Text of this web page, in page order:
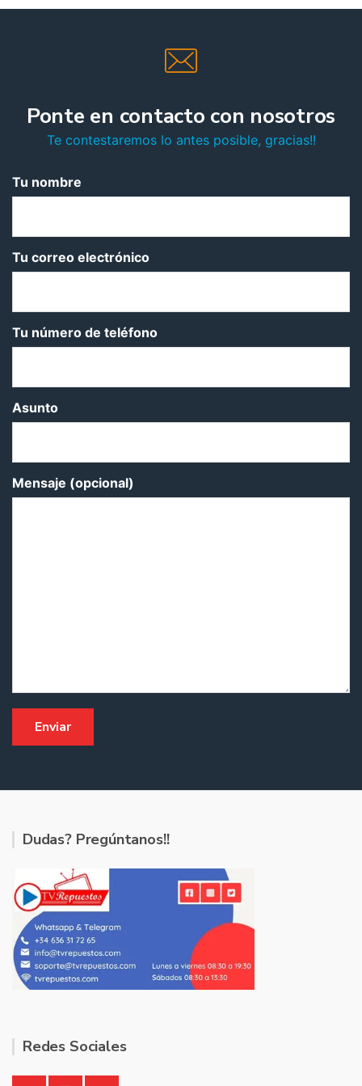
Ponte en contacto con nosotros
Te contestaremos lo antes posible, gracias!!
Tu nombre
Tu correo electrónico
Tu número de teléfono
Asunto
Mensaje (opcional)
Dudas? Pregúntanos!!
Redes Sociales